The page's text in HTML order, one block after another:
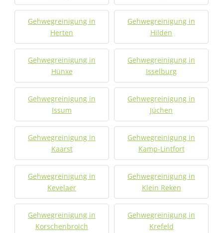
Gehwegreinigung in
Herten
Gehwegreinigung in
Hilden
Gehwegreinigung in
Hünxe
Gehwegreinigung in
Isselburg
Gehwegreinigung in
Issum
Gehwegreinigung in
Jüchen
Gehwegreinigung in
Kaarst
Gehwegreinigung in
Kamp-Lintfort
Gehwegreinigung in
Kevelaer
Gehwegreinigung in
Klein Reken
Gehwegreinigung in
Korschenbroich
Gehwegreinigung in
Krefeld